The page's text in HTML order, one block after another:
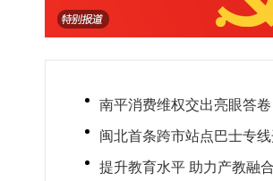
南平消费维权交出亮眼答
闽北首条跨市站点巴士专
提升教育水平 助力产教融